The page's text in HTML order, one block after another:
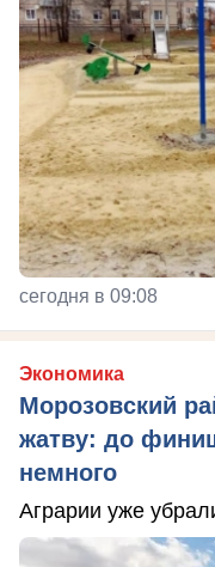
сегодня в 09:08
Экономика
Морозовский
жатву: до
немного
Аграрии уже